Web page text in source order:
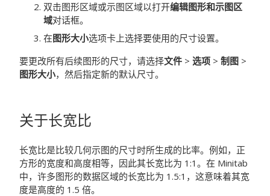
双击图形区域或示图区域以打开编辑图形和示图区
域对话框。
在图形大小选项卡上选择要使用的尺寸设置。
要更改所有后续图形的尺寸，请选择文件 > 选项 > 制图 >
图形大小，然后指定新的默认尺寸。
关于长宽比
长宽比是比较几何示图的尺寸时所生成的比率。例如，正
方形的宽度和高度相等，因此其长宽比为 1:1。在 Minitab
中，许多图形的数据区域的长宽比为 1.5:1，这意味着其宽
度是高度的 1.5 倍。